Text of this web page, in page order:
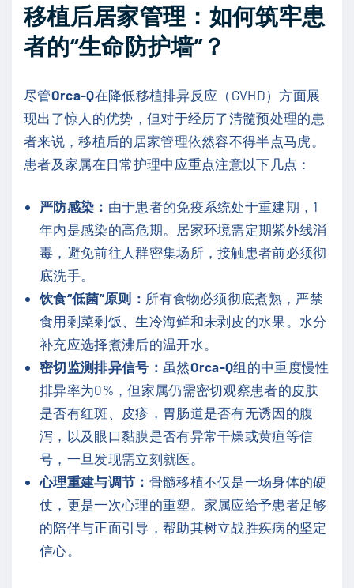
移植后居家管理：如何筑牢患
者的“生命防护墙”？
尽管Orca-Q在降低移植排异反应（GVHD）方面展
现出了惊人的优势，但对于经历了清髓预处理的患
者来说，移植后的居家管理依然容不得半点马虎。
患者及家属在日常护理中应重点注意以下几点：
严防感染： 由于患者的免疫系统处于重建期，1
年内是感染的高危期。居家环境需定期紫外线消
毒，避免前往人群密集场所，接触患者前必须彻
底洗手。
饮食“低菌”原则： 所有食物必须彻底煮熟，严禁
食用剩菜剩饭、生冷海鲜和未剥皮的水果。水分
补充应选择煮沸后的温开水。
密切监测排异信号： 虽然Orca-Q组的中重度慢性
排异率为0%，但家属仍需密切观察患者的皮肤
是否有红斑、皮疹，胃肠道是否有无诱因的腹
泻，以及眼口黏膜是否有异常干燥或黄疸等信
号，一旦发现需立刻就医。
心理重建与调节： 骨髓移植不仅是一场身体的硬
仗，更是一次心理的重塑。家属应给予患者足够
的陪伴与正面引导，帮助其树立战胜疾病的坚定
信心。